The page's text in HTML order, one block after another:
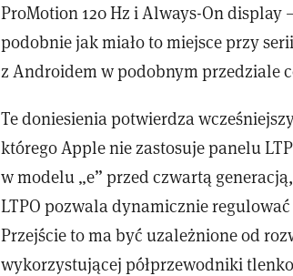
ProMotion 120 Hz i Always-On display
podobnie jak miało to miejsce przy
z Androidem w podobnym przedziale
Te doniesienia potwierdza
którego Apple nie zastosuje panelu
w modelu „e” przed czwartą
LTPO pozwala dynamicznie
Przejście to ma być uzależnione od
wykorzystującej półprzewodniki